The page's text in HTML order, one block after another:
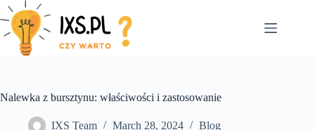
Skip
to
content
Nalewka z bursztynu: właściwości i zastosowanie
IXS Team March 28, 2024 Blog